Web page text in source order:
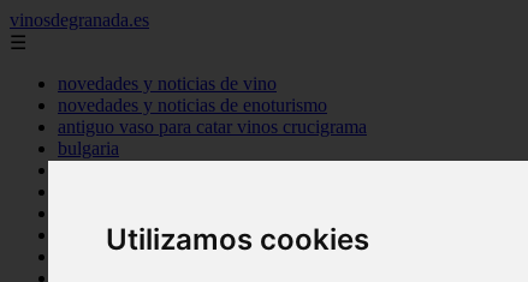
Utilizamos cookies
vinosdegranada.es
☰
novedades y noticias de vino
novedades y noticias de enoturismo
antiguo vaso para catar vinos crucigrama
bulgaria
Córdoba - córdoba